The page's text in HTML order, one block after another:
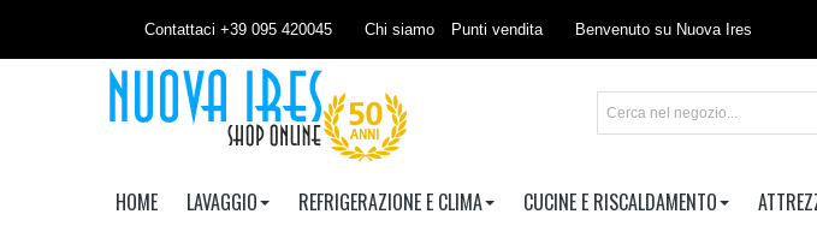
Contattaci +39 095 420045 Chi siamo Punti vendita Benvenuto su Nuova Ires
HOME LAVAGGIO REFRIGERAZIONE E CLIMA CUCINE E RISCALDAMENTO